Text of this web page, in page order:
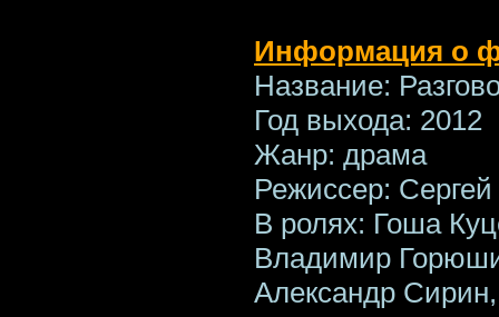
Информация о
Название:
Год выхода: 2012
Жанр: драма
Режиссер:
В ролях: Гоша
Владимир
Александр Сирин,